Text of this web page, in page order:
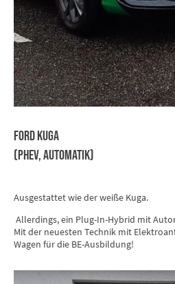
FORD KUGA
(PHEV, Automatik)
Ausgestattet wie der weiße Kuga.
Allerdings, ein Plug-In-Hybrid mit
Mit der neuesten Technik mit
Wagen für die BE-Ausbildung!